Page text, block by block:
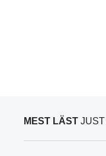
MEST LÄST